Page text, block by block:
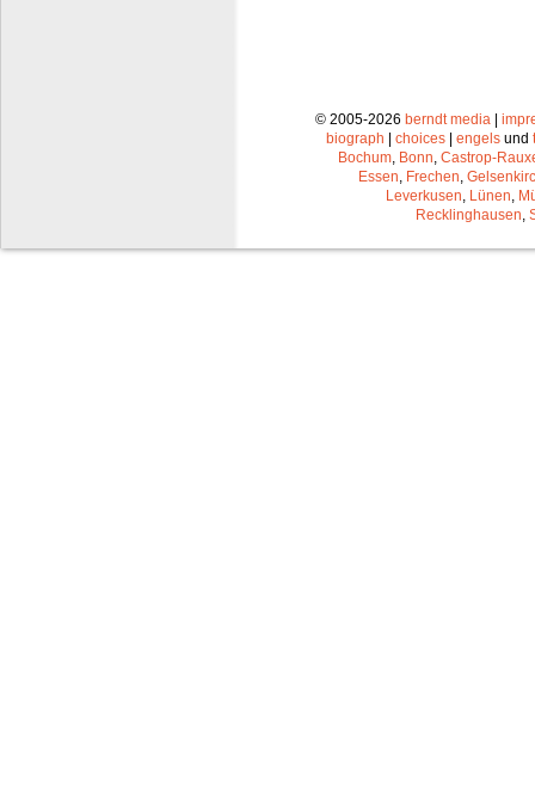
© 2005-2026 berndt media |
biograph | choices | engels und
Bochum Bonn Castrop-
Essen Frechen
Leverkusen Lünen
Recklinghausen